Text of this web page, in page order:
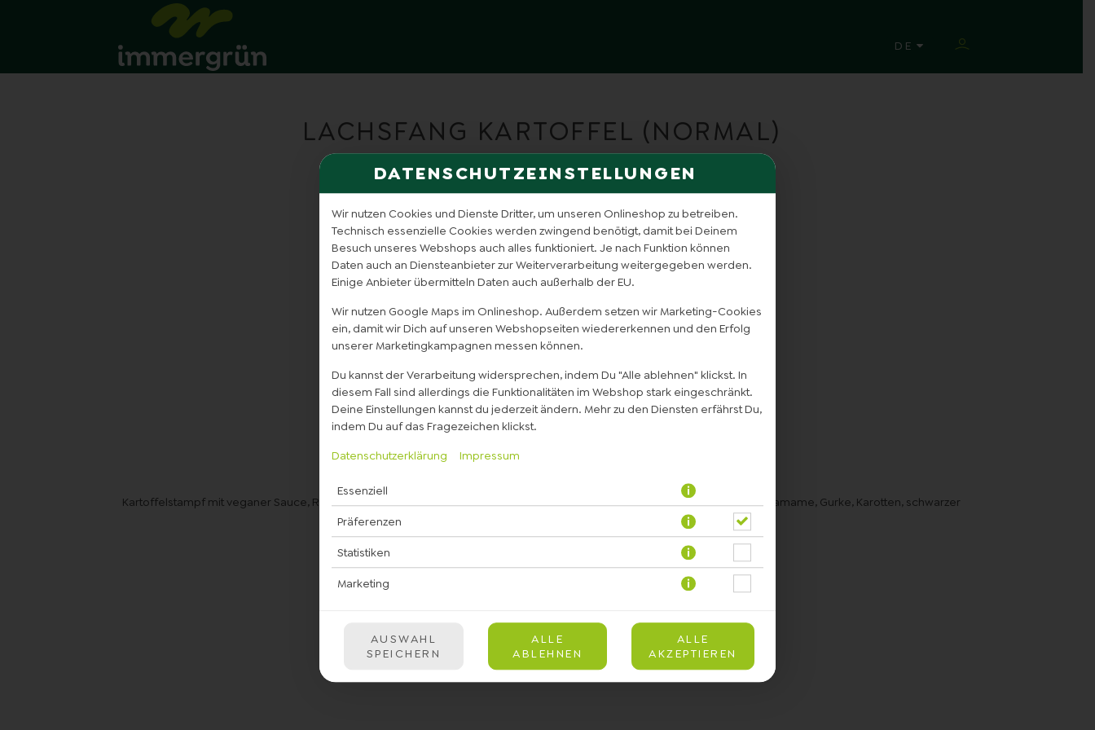
DATENSCHUTZEINSTELLUNGEN
Wir nutzen Cookies und Dienste Dritter, um unseren Onlineshop zu betreiben.
Technisch essenzielle Cookies werden zwingend benötigt, damit bei Deinem
Besuch unseres Webshops auch alles funktioniert. Je nach Funktion können
Daten auch an Diensteanbieter zur Weiterverarbeitung weitergegeben werden.
Einige Anbieter übermitteln Daten auch außerhalb der EU.
Wir nutzen Google Maps im Onlineshop. Außerdem setzen wir Marketing-Cookies
ein, damit wir Dich auf unseren Webshopseiten wiedererkennen und den Erfolg
unserer Marketingkampagnen messen können.
Du kannst der Verarbeitung widersprechen, indem Du "Alle ablehnen" klickst. In
diesem Fall sind allerdings die Funktionalitäten im Webshop stark eingeschränkt.
Deine Einstellungen kannst du jederzeit ändern. Mehr zu den Diensten erfährst Du,
indem Du auf das Fragezeichen klickst.
Datenschutzerklärung
Impressum
Essenziell
Präferenzen
Statistiken
Marketing
AUSWAHL
SPEICHERN
ALLE
ABLEHNEN
ALLE
AKZEPTIEREN
DE
SPRACHE ÄNDERN
LACHSFANG KARTOFFEL (NORMAL)
Kartoffelstampf mit veganer Sauce, Röstzwiebeln, immergrün-Salatmischung, gezupfter Räucherlachs an Teriyaki Sauce, Edamame, Gurke, Karotten, schwarzer